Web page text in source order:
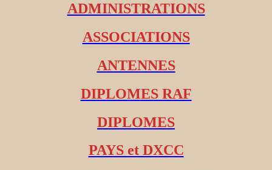
ADMINISTRATIONS
ASSOCIATIONS
ANTENNES
DIPLOMES RAF
DIPLOMES
PAYS et DXCC